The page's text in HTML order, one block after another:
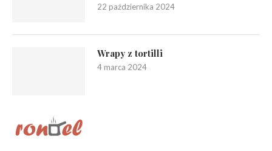
22 października 2024
Wrapy z tortilli
4 marca 2024